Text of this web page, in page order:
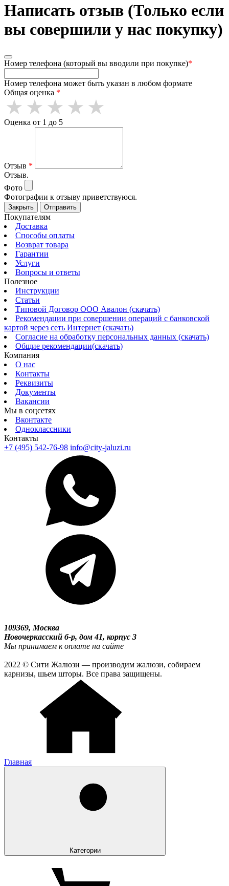
Написать отзыв (Только если
вы совершили у нас покупку)
Номер телефона (который вы вводили при покупке)*
Номер телефона может быть указан в любом формате
Общая оценка *
Оценка от 1 до 5
Отзыв *
Отзыв.
Фото
Фотографии к отзыву приветствуюся.
Закрыть Отправить
Покупателям
Доставка
Способы оплаты
Возврат товара
Гарантии
Услуги
Вопросы и ответы
Полезное
Инструкции
Статьи
Типовой Договор ООО Авалон (скачать)
Рекомендации при совершении операций с банковской
картой через сеть Интернет (скачать)
Согласие на обработку персональных данных (скачать)
Общие рекомендации(скачать)
Компания
О нас
Контакты
Реквизиты
Документы
Вакансии
Мы в соцсетях
Вконтакте
Одноклассники
Контакты
+7 (495) 542-76-98 info@city-jaluzi.ru
109369, Москва
Новочеркасский б-р, дом 41, корпус 3
Мы принимаем к оплате на сайте
2022 © Сити Жалюзи — производим жалюзи, собираем
карнизы, шьем шторы. Все права защищены.
Главная
Категории